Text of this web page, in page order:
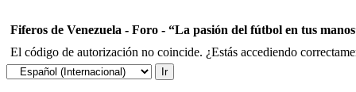
Fiferos de Venezuela - Foro - “La pasión del fútbol en tus
El código de autorización no coincide. ¿Estás accediendo